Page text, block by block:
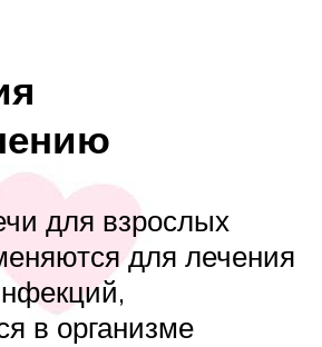
для взрослых
для лечения
в организме